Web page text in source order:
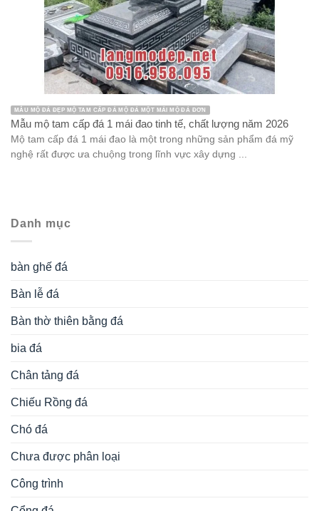
MẪU MỘ ĐÁ ĐẸP MỘ TAM CẤP ĐÁ MỘ ĐÁ MỘT MÁI MỘ ĐÁ ĐƠN
Mẫu mộ tam cấp đá 1 mái đao tinh tế, chất lượng năm 2026
Mộ tam cấp đá 1 mái đao là một trong những sản phẩm đá mỹ
nghệ rất được ưa chuộng trong lĩnh vực xây dựng ...
Danh mục
bàn ghế đá
Bàn lễ đá
Bàn thờ thiên bằng đá
bia đá
Chân tảng đá
Chiếu Rồng đá
Chó đá
Chưa được phân loại
Công trình